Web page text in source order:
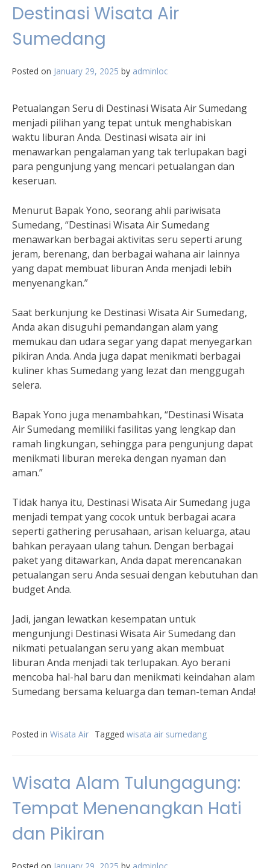
Destinasi Wisata Air
Sumedang
Posted on January 29, 2025 by adminloc
Petualangan Seru di Destinasi Wisata Air Sumedang
menjadi pilihan yang tepat untuk menghabiskan
waktu liburan Anda. Destinasi wisata air ini
menawarkan pengalaman yang tak terlupakan bagi
para pengunjung yang mencari petualangan dan
keseruan.
Menurut Bapak Yono, seorang ahli pariwisata
Sumedang, “Destinasi Wisata Air Sumedang
menawarkan berbagai aktivitas seru seperti arung
jeram, berenang, dan berbagai wahana air lainnya
yang dapat membuat liburan Anda menjadi lebih
menyenangkan.”
Saat berkunjung ke Destinasi Wisata Air Sumedang,
Anda akan disuguhi pemandangan alam yang
memukau dan udara segar yang dapat menyegarkan
pikiran Anda. Anda juga dapat menikmati berbagai
kuliner khas Sumedang yang lezat dan menggugah
selera.
Bapak Yono juga menambahkan, “Destinasi Wisata
Air Sumedang memiliki fasilitas yang lengkap dan
ramah lingkungan, sehingga para pengunjung dapat
menikmati liburan mereka dengan nyaman dan
aman.”
Tidak hanya itu, Destinasi Wisata Air Sumedang juga
menjadi tempat yang cocok untuk berbagai acara
seperti gathering perusahaan, arisan keluarga, atau
bahkan perayaan ulang tahun. Dengan berbagai
paket yang ditawarkan, Anda dapat merencanakan
petualangan seru Anda sesuai dengan kebutuhan dan
budget Anda.
Jadi, jangan lewatkan kesempatan untuk
mengunjungi Destinasi Wisata Air Sumedang dan
nikmati petualangan seru yang akan membuat
liburan Anda menjadi tak terlupakan. Ayo berani
mencoba hal-hal baru dan menikmati keindahan alam
Sumedang bersama keluarga dan teman-teman Anda!
Posted in Wisata Air Tagged wisata air sumedang
Wisata Alam Tulungagung:
Tempat Menenangkan Hati
dan Pikiran